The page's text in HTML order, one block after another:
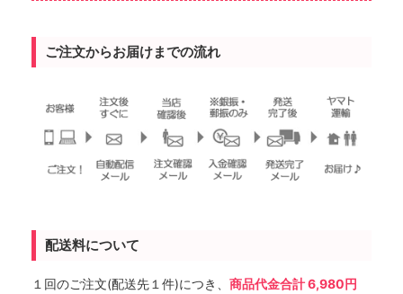
ご注文からお届けまでの流れ
配送料について
１回のご注文(配送先１件)につき、 商品代金合計 6,980円